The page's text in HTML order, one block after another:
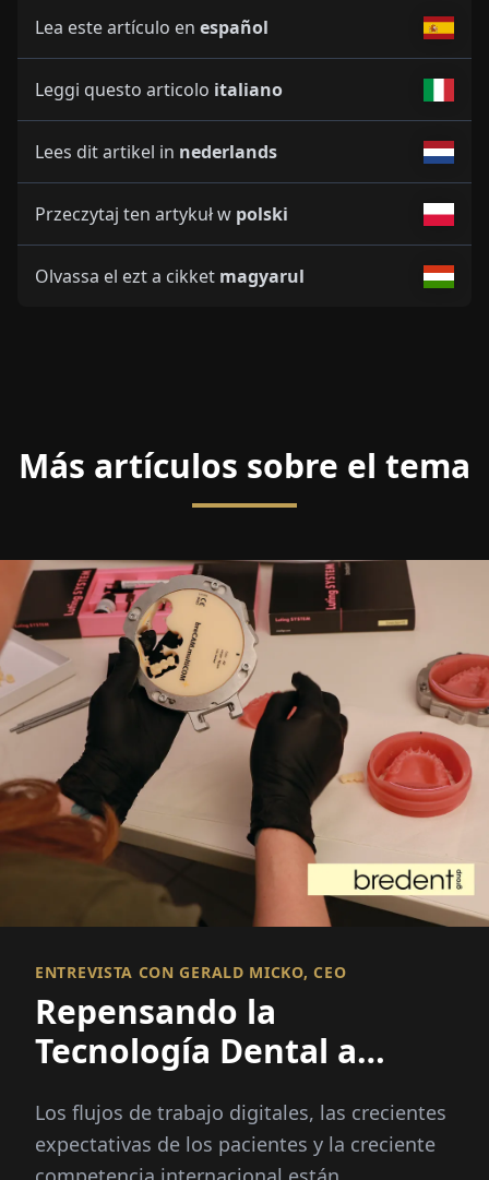
Read this article inenglish
Lesen Sie diesen Artikel indeutsch
Lisez cet article dansfrançais
Lea este artículo enespañol
Leggi questo articoloitaliano
Olvassa el ezt a cikketmagyarul
Más artículos sobre el tema
ENTREVISTA CON GERALD MICKO, CEO